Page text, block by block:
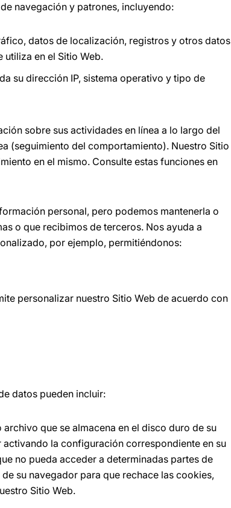
navegación y patrones, incluyendo:
datos de localización, registros y otros datos
utiliza en el Sitio Web.
su dirección IP, sistema operativo y tipo de
sobre sus actividades en línea a lo largo del
(seguimiento del comportamiento). Nuestro Sitio
en el mismo. Consulte estas funciones en
personal, pero podemos mantenerla o
o que recibimos de terceros. Nos ayuda a
por ejemplo, permitiéndonos:
personalizar nuestro Sitio Web de acuerdo con
datos pueden incluir:
archivo que se almacena en el disco duro de su
la configuración correspondiente en su
no pueda acceder a determinadas partes de
su navegador para que rechace las cookies,
Sitio Web.